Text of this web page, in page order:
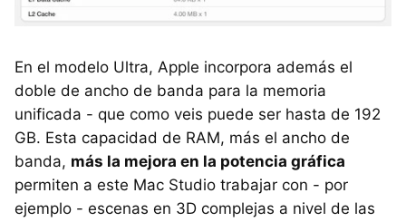
En el modelo Ultra, Apple incorpora además el
doble de ancho de banda para la memoria
unificada - que como veis puede ser hasta de 192
GB. Esta capacidad de RAM, más el ancho de
banda, más la mejora en la potencia gráfica
permiten a este Mac Studio trabajar con - por
ejemplo - escenas en 3D complejas a nivel de las